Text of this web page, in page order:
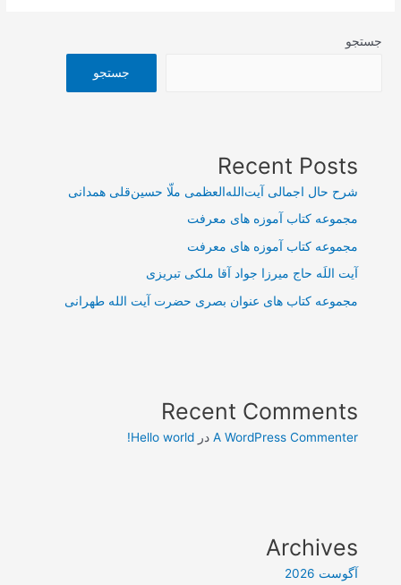
جستجو
جستجو
Recent Posts
شرح حال اجمالی آیت‌الله‌العظمی ملّا حسین‌قلی همدانی
مجموعه کتاب آموزه های معرفت
مجموعه کتاب آموزه های معرفت
آیت اللَه حاج میرزا جواد آقا ملکی تبریزی
مجموعه کتاب های عنوان بصری حضرت آیت الله طهرانی
Recent Comments
A WordPress Commenter درHello world!
Archives
آگوست 2026